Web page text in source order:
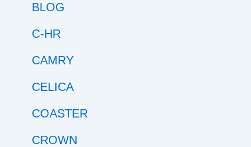
BLOG
C-HR
CAMRY
CELICA
COASTER
CROWN